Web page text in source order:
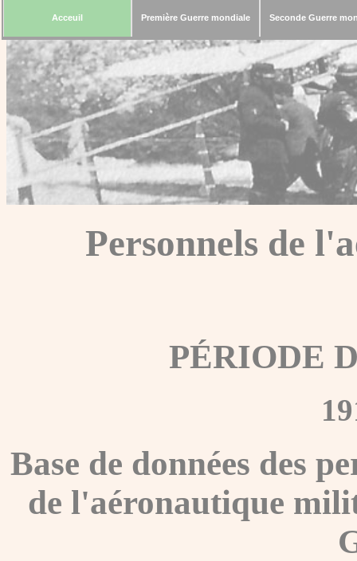
Acceuil Première Guerre mondiale Seconde Guerre
Personnels de
PÉRIODE
Base de données des
de l'aéronautique